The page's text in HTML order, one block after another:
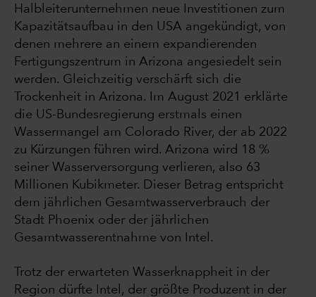
Halbleiterunternehmen neue Investitionen zum
Kapazitätsaufbau in den USA angekündigt, von
denen mehrere an einem expandierenden
Fertigungszentrum in Arizona angesiedelt sein
werden. Gleichzeitig verschärft sich die
Trockenheit in Arizona. Im August 2021 erklärte
die US-Bundesregierung erstmals einen
Wassermangel am Colorado River, der ab 2022
zu Kürzungen führen wird. Arizona wird 18 %
seiner Wasserversorgung verlieren, also 63
Millionen Kubikmeter. Dieser Betrag entspricht
dem jährlichen Gesamtwasserverbrauch der
Stadt Phoenix oder der jährlichen
Gesamtwasserentnahme von Intel.
Trotz der erwarteten Wasserknappheit in der
Region dürfte Intel, der größte Produzent in der